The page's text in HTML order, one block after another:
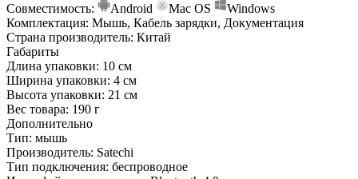
Совместимость:
Android Mac OS
Windows
Комплектация: Мышь, Кабель зарядки, Документация
Страна производитель: Китай
Габариты
Длина упаковки: 10 см
Ширина упаковки: 4 см
Высота упаковки: 21 см
Вес товара: 190 г
Дополнительно
Тип: мышь
Производитель: Satechi
Тип подключения: беспроводное